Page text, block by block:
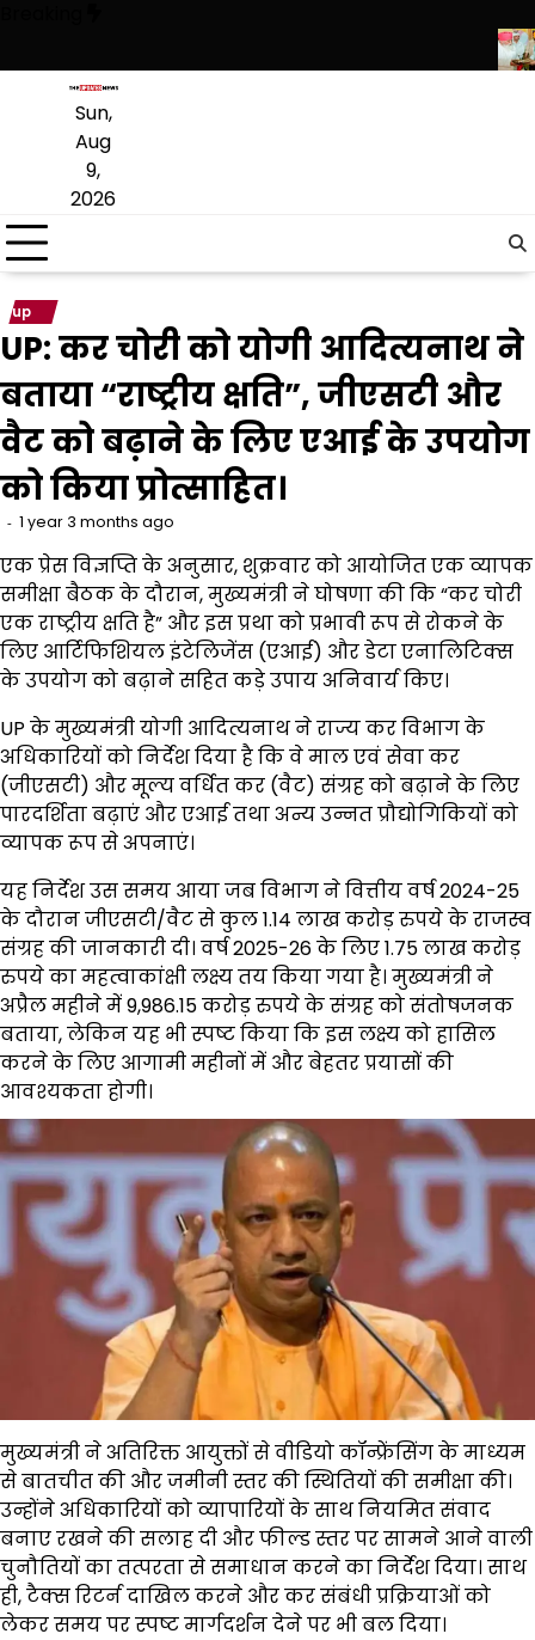
content
Sun,
Aug
9,
2026
up
UP: कर चोरी को योगी आदित्यनाथ ने
बताया “राष्ट्रीय क्षति”, जीएसटी और
वैट को बढ़ाने के लिए एआई के उपयोग
को किया प्रोत्साहित।
1 year 3 months ago
एक प्रेस विज्ञप्ति के अनुसार, शुक्रवार को आयोजित एक व्यापक
समीक्षा बैठक के दौरान, मुख्यमंत्री ने घोषणा की कि “कर चोरी
एक राष्ट्रीय क्षति है” और इस प्रथा को प्रभावी रूप से रोकने के
लिए आर्टिफिशियल इंटेलिजेंस (एआई) और डेटा एनालिटिक्स
के उपयोग को बढ़ाने सहित कड़े उपाय अनिवार्य किए।
UP के मुख्यमंत्री योगी आदित्यनाथ ने राज्य कर विभाग के
अधिकारियों को निर्देश दिया है कि वे माल एवं सेवा कर
(जीएसटी) और मूल्य वर्धित कर (वैट) संग्रह को बढ़ाने के लिए
पारदर्शिता बढ़ाएं और एआई तथा अन्य उन्नत प्रौद्योगिकियों को
व्यापक रूप से अपनाएं।
यह निर्देश उस समय आया जब विभाग ने वित्तीय वर्ष 2024-25
के दौरान जीएसटी/वैट से कुल 1.14 लाख करोड़ रुपये के राजस्व
संग्रह की जानकारी दी। वर्ष 2025-26 के लिए 1.75 लाख करोड़
रुपये का महत्वाकांक्षी लक्ष्य तय किया गया है। मुख्यमंत्री ने
अप्रैल महीने में 9,986.15 करोड़ रुपये के संग्रह को संतोषजनक
बताया, लेकिन यह भी स्पष्ट किया कि इस लक्ष्य को हासिल
करने के लिए आगामी महीनों में और बेहतर प्रयासों की
आवश्यकता होगी।
मुख्यमंत्री ने अतिरिक्त आयुक्तों से वीडियो कॉन्फ्रेंसिंग के माध्यम
से बातचीत की और जमीनी स्तर की स्थितियों की समीक्षा की।
उन्होंने अधिकारियों को व्यापारियों के साथ नियमित संवाद
बनाए रखने की सलाह दी और फील्ड स्तर पर सामने आने वाली
चुनौतियों का तत्परता से समाधान करने का निर्देश दिया। साथ
ही, टैक्स रिटर्न दाखिल करने और कर संबंधी प्रक्रियाओं को
लेकर समय पर स्पष्ट मार्गदर्शन देने पर भी बल दिया।